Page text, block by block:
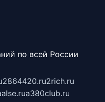
по всей России
2864420.ru2rich.ru
a380club.ru